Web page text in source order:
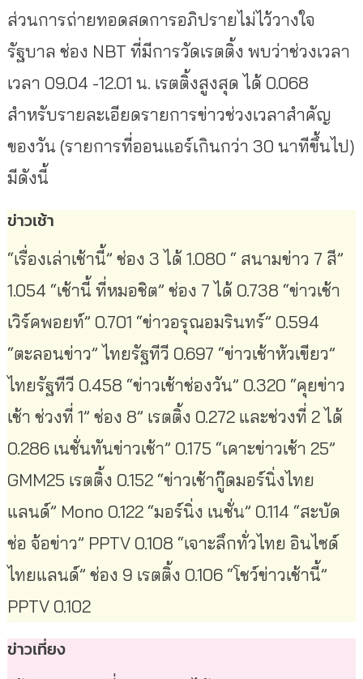
ส่วนการถ่ายทอดสดการอภิปรายไม่ไว้วางใจ
รัฐบาล ช่อง NBT ที่มีการวัดเรตติ้ง พบว่าช่วงเวลา
เวลา 09.04 -12.01 น. เรตติ้งสูงสุด ได้ 0.068
สำหรับรายละเอียดรายการข่าวช่วงเวลาสำคัญ
ของวัน (รายการที่ออนแอร์เกินกว่า 30 นาทีขึ้นไป)
มีดังนี้
ข่าวเช้า
“เรื่องเล่าเช้านี้” ช่อง 3 ได้ 1.080 “ สนามข่าว 7 สี”
1.054 “เช้านี้ ที่หมอชิต” ช่อง 7 ได้ 0.738 “ข่าวเช้า
เวิร์คพอยท์” 0.701 “ข่าวอรุณอมรินทร์” 0.594
“ตะลอนข่าว” ไทยรัฐทีวี 0.697 “ข่าวเช้าหัวเขียว”
ไทยรัฐทีวี 0.458 “ข่าวเช้าช่องวัน” 0.320 “คุยข่าว
เช้า ช่วงที่ 1” ช่อง 8” เรตติ้ง 0.272 และช่วงที่ 2 ได้
0.286 เนชั่นทันข่าวเช้า” 0.175 “เคาะข่าวเช้า 25”
GMM25 เรตติ้ง 0.152 “ข่าวเช้ากู๊ดมอร์นิ่งไทย
แลนด์” Mono 0.122 “มอร์นิ่ง เนชั่น” 0.114 “สะบัด
ช่อ จ้อข่าว” PPTV 0.108 “เจาะลึกทั่วไทย อินไซด์
ไทยแลนด์” ช่อง 9 เรตติ้ง 0.106 “โชว์ข่าวเช้านี้”
PPTV 0.102
ข่าวเที่ยง